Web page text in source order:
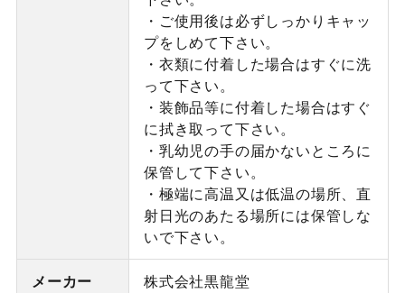
・ご使用後は必ずしっかりキャッ
プをしめて下さい。
・衣類に付着した場合はすぐに洗
って下さい。
・装飾品等に付着した場合はすぐ
に拭き取って下さい。
・乳幼児の手の届かないところに
保管して下さい。
・極端に高温又は低温の場所、直
射日光のあたる場所には保管しな
いで下さい。
メーカー 株式会社黒龍堂